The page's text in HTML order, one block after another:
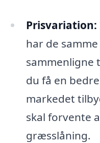
Prisvariation:
har de
sammenligne
du få en
markedet
skal forvente
græsslåning.